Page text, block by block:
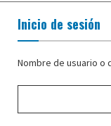
Inicio de sesión
Nombre de usuario